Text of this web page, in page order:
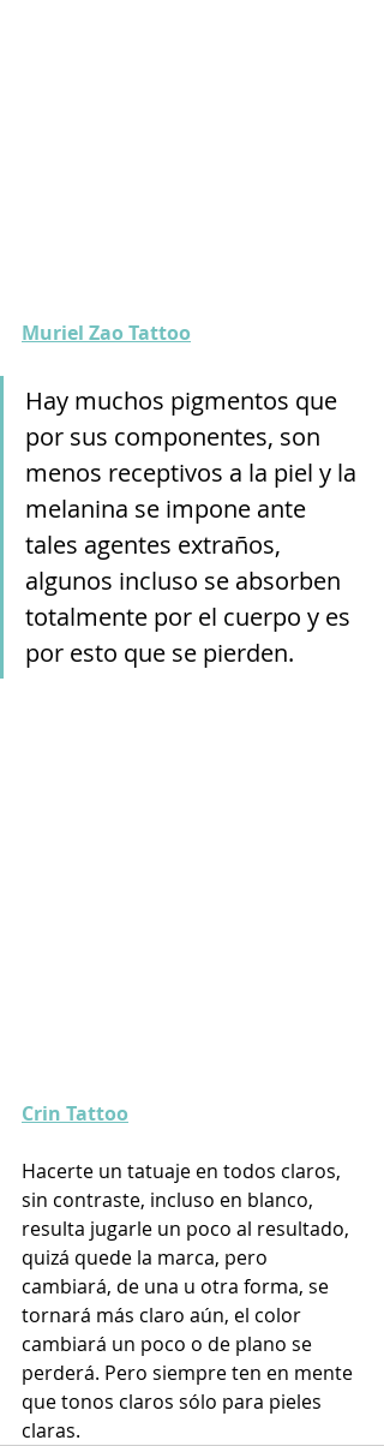
Muriel Zao Tattoo
Hay muchos pigmentos que
por sus componentes, son
menos receptivos a la piel y la
melanina se impone ante
tales agentes extraños,
algunos incluso se absorben
totalmente por el cuerpo y es
por esto que se pierden.
Crin Tattoo
Hacerte un tatuaje en todos claros,
sin contraste, incluso en blanco,
resulta jugarle un poco al resultado,
quizá quede la marca, pero
cambiará, de una u otra forma, se
tornará más claro aún, el color
cambiará un poco o de plano se
perderá. Pero siempre ten en mente
que tonos claros sólo para pieles
claras.